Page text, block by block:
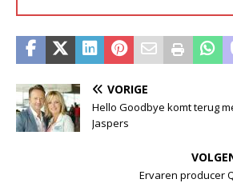
VORIGE
Hello Goodbye komt terug
Jaspers
Ervaren producer